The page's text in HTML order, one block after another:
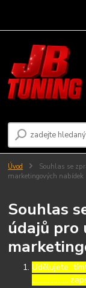
Úvod
Souhlas se
marketingových nabídek
Souhlas
údajů pro
Udělujete
……………….,